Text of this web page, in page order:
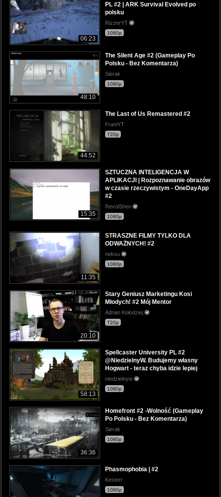
06:23
PL #2 | ARK Survival Evolved po
polsku
RizzerYT
1080p
48:10
The Silent Age #2 (Gameplay Po
Polsku - Bez Komentarza)
Sierak
1080p
44:52
The Last of Us Remastered #2
FraniYT
720p
15:35
SZTUCZNA INTELIGENCJA W
APLIKACJI | Rozpoznawanie obrazów
w czasie rzeczywistym - OneDayApp
#2
RevolShen
1080p
11:35
STRASZNE FILMY TYLKO DLA
ODWAŻNYCH! #2
neksu
1080p
20:10
Stary Geniusz Marketingu Kosi
Młodych! #2 Mój Mentor
Adrian Kołodziej
720p
58:13
Spellcaster University PL #2
@NiedzielnyW. Budujemy własny
Hogwart - teraz chyba idzie lepiej
niedzielnyw
1080p
36:36
Homefront #2 -Wolność (Gameplay
Po Polsku - Bez Komentarza)
Sierak
1080p
Phasmophobia | #2
Kesterr
1080p